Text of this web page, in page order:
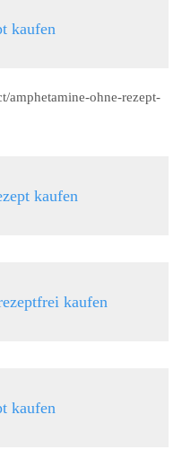
kaufen
amphetamine-ohne-rezept-
kaufen
kaufen
kaufen